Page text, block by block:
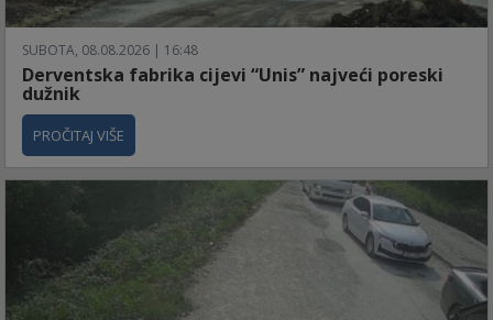
SUBOTA, 08.08.2026 | 16:48
Derventska fabrika cijevi “Unis” najveći poreski
dužnik
PROČITAJ VIŠE